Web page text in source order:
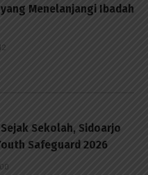
Menelanjangi Ibadah
Sekolah, Sidoarjo
Safeguard 2026